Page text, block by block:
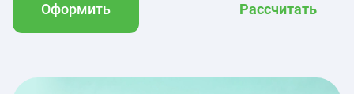
Оформить Рассчитать